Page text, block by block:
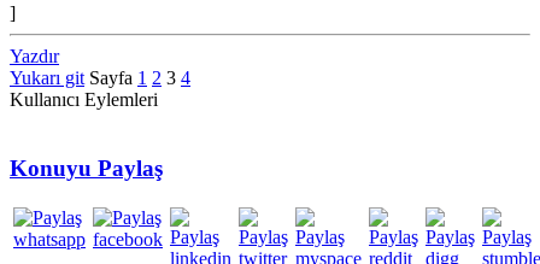
]
Yazdır
Yukarı git Sayfa 1 2 3 4
Kullanıcı Eylemleri
Konuyu Paylaş